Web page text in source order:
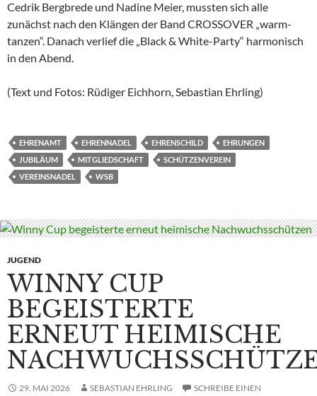
Cedrik Bergbrede und Nadine Meier, mussten sich alle
zunächst nach den Klängen der Band CROSSOVER „warm-
tanzen“. Danach verlief die „Black & White-Party“ harmonisch
in den Abend.
(Text und Fotos: Rüdiger Eichhorn, Sebastian Ehrling)
EHRENAMT EHRENNADEL EHRENSCHILD
EHRUNGEN
JUBILÄUM
MITGLIEDSCHAFT
SCHÜTZENVEREIN
VEREINSNADEL
WSB
JUGEND
WINNY CUP
BEGEISTERTE
ERNEUT HEIMISCHE
29. MAI 2026 SEBASTIAN EHRLING
SCHREIBE EINEN